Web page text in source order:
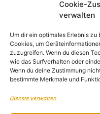
Cookie-
verwalten
Um dir ein optimales Erlebnis
Cookies, um
zuzugreifen. Wenn du diesen
wie das Surfverhalten oder
Wenn du deine Zustimmung
bestimmte Merkmale und
Dienste verwalten
Navigation
Start
Nutzungsbedingungen
Abo
Artikel einreichen